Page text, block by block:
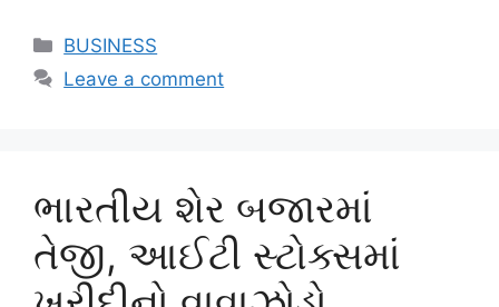
Categories
BUSINESS
Leave a comment
ભારતીય શેર બજારમાં
તેજી, આઈટી સ્ટોક્સમાં